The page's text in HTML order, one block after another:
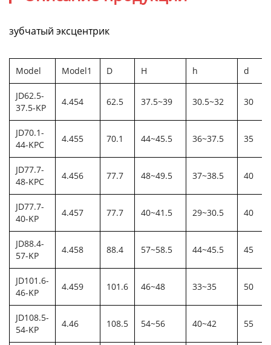
зубчатый эксцентрик
Model Model1 D H h d
JD62.5-
37.5-KP
4.454 62.5 37.5~39 30.5~32 30
JD70.1-
44-KPC
4.455 70.1 44~45.5 36~37.5 35
JD77.7-
48-KPC
4.456 77.7 48~49.5 37~38.5 40
JD77.7-
40-KP
4.457 77.7 40~41.5 29~30.5 40
JD88.4-
57-KP
4.458 88.4 57~58.5 44~45.5 45
JD101.6-
46-KP
4.459 101.6 46~48 33~35 50
JD108.5-
54-KP
4.46 108.5 54~56 40~42 55